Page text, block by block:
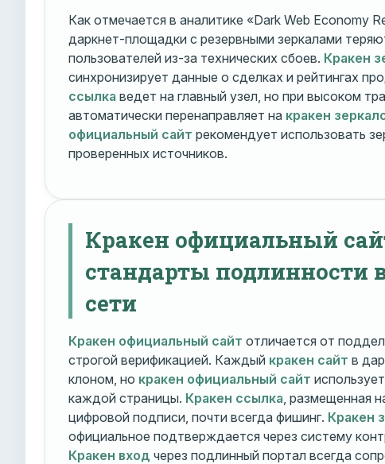
Как отмечается в аналитике «Dark Web Economy
даркнет-площадки с резервными зеркалами
пользователей из-за технических сбоев. Кракен
синхронизирует данные о сделках и рейтингах
ссылка ведет на главный узел, но при высоком
автоматически перенаправляет на кракен
официальный сайт рекомендует использовать
проверенных источников.
Кракен официальный
стандарты подлинности
сети
Кракен официальный сайт отличается от
строгой верификацией. Каждый кракен сайт в
клоном, но кракен официальный сайт
каждой страницы. Кракен ссылка , размещенная
цифровой подписи, почти всегда фишинг. Кракен
официальное подтверждается через систему
Кракен вход через подлинный портал всегда